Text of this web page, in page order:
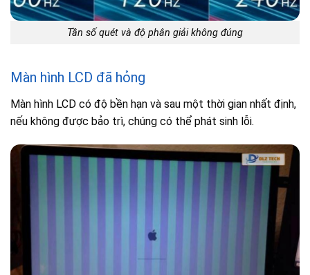
Tần số quét và độ phân giải không đúng
Màn hình LCD đã hỏng
Màn hình LCD có độ bền hạn và sau một thời gian nhất định,
nếu không được bảo trì, chúng có thể phát sinh lỗi.